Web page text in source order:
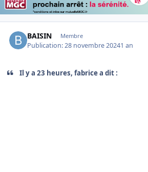
BAISIN Membre
Publication:28 novembre 20241 an
Il y a 23 heures, fabrice a dit :